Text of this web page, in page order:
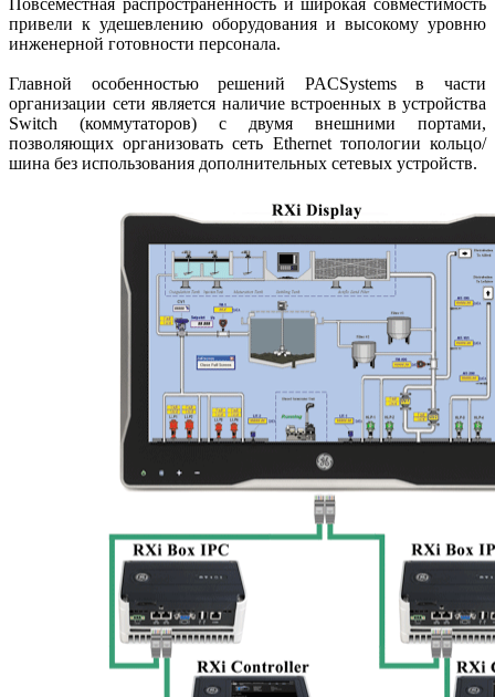
Повсеместная распространенность и широкая совместимость
привели к удешевлению оборудования и высокому уровню
инженерной готовности персонала.
Главной особенностью решений PACSystems в части
организации сети является наличие встроенных в устройства
Switch (коммутаторов) с двумя внешними портами,
позволяющих организовать сеть Ethernet топологии кольцо/
шина без использования дополнительных сетевых устройств.